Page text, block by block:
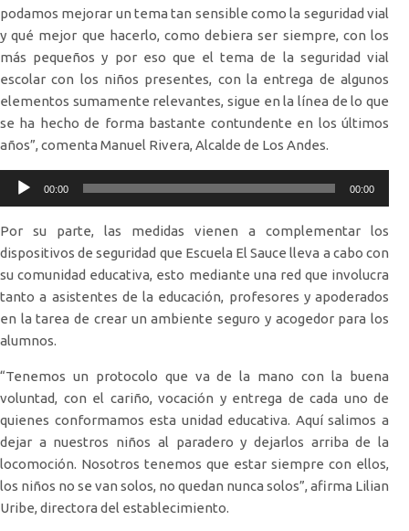
podamos mejorar un tema tan sensible como la seguridad vial
y qué mejor que hacerlo, como debiera ser siempre, con los
más pequeños y por eso que el tema de la seguridad vial
escolar con los niños presentes, con la entrega de algunos
elementos sumamente relevantes, sigue en la línea de lo que
se ha hecho de forma bastante contundente en los últimos
años”, comenta Manuel Rivera, Alcalde de Los Andes.
Reproductor
audio
00:00 00:00
Por su parte, las medidas vienen a complementar los
dispositivos de seguridad que Escuela El Sauce lleva a cabo con
su comunidad educativa, esto mediante una red que involucra
tanto a asistentes de la educación, profesores y apoderados
en la tarea de crear un ambiente seguro y acogedor para los
alumnos.
“Tenemos un protocolo que va de la mano con la buena
voluntad, con el cariño, vocación y entrega de cada uno de
quienes conformamos esta unidad educativa. Aquí salimos a
dejar a nuestros niños al paradero y dejarlos arriba de la
locomoción. Nosotros tenemos que estar siempre con ellos,
los niños no se van solos, no quedan nunca solos”, afirma Lilian
Uribe, directora del establecimiento.